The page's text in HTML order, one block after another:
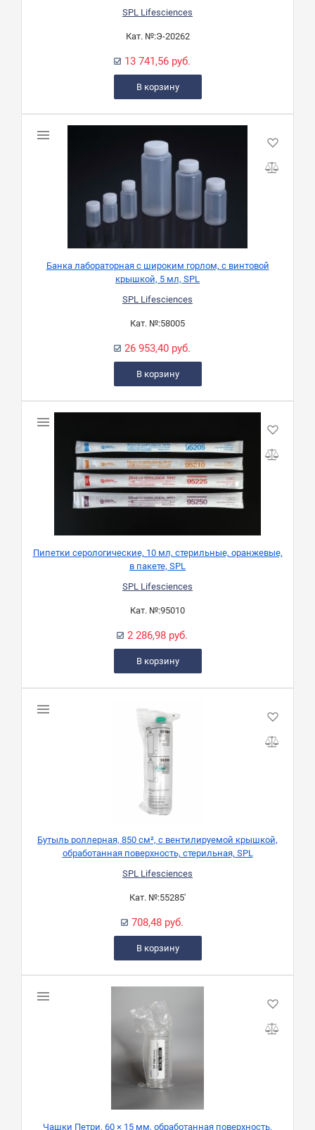
SPL Lifesciences
Кат. №:Э-20262
13 741,56 руб.
В корзину
Банка лабораторная с широким горлом, с винтовой
крышкой, 5 мл, SPL
SPL Lifesciences
Кат. №:58005
26 953,40 руб.
В корзину
Пипетки серологические, 10 мл, стерильные, оранжевые,
в пакете, SPL
SPL Lifesciences
Кат. №:95010
2 286,98 руб.
В корзину
Бутыль роллерная, 850 см², с вентилируемой крышкой,
обработанная поверхность, стерильная, SPL
SPL Lifesciences
Кат. №:55285'
708,48 руб.
В корзину
Чашки Петри, 60 × 15 мм, обработанная поверхность,